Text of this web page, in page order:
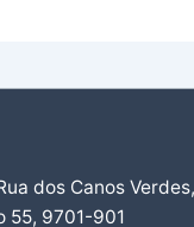
dos Canos
55, 9701-901